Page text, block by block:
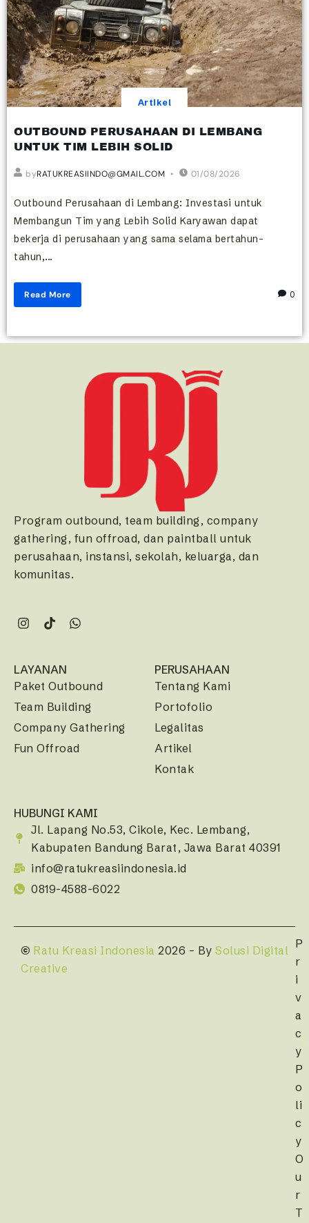
Artikel
OUTBOUND PERUSAHAAN DI LEMBANG
UNTUK TIM LEBIH SOLID
byRATUKREASIINDO@GMAIL.COM 01/08/2026
Outbound Perusahaan di Lembang: Investasi untuk
Membangun Tim yang Lebih Solid Karyawan dapat
bekerja di perusahaan yang sama selama bertahun-
tahun,...
Read More 0
Program outbound, team building, company
gathering, fun offroad, dan paintball untuk
perusahaan, instansi, sekolah, keluarga, dan
komunitas.
LAYANAN
Paket Outbound
Team Building
Company Gathering
Fun Offroad
PERUSAHAAN
Tentang Kami
Portofolio
Legalitas
Artikel
Kontak
HUBUNGI KAMI
Jl. Lapang No.53, Cikole, Kec. Lembang,
Kabupaten Bandung Barat, Jawa Barat 40391
info@ratukreasiindonesia.id
0819-4588-6022
© Ratu Kreasi Indonesia 2026 – By Solusi Digital
Creative
P
r
i
v
a
c
y
P
o
li
c
y
O
u
r
T